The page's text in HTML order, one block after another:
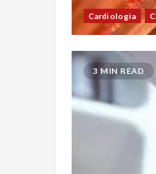
Cardiologia
3 MIN READ